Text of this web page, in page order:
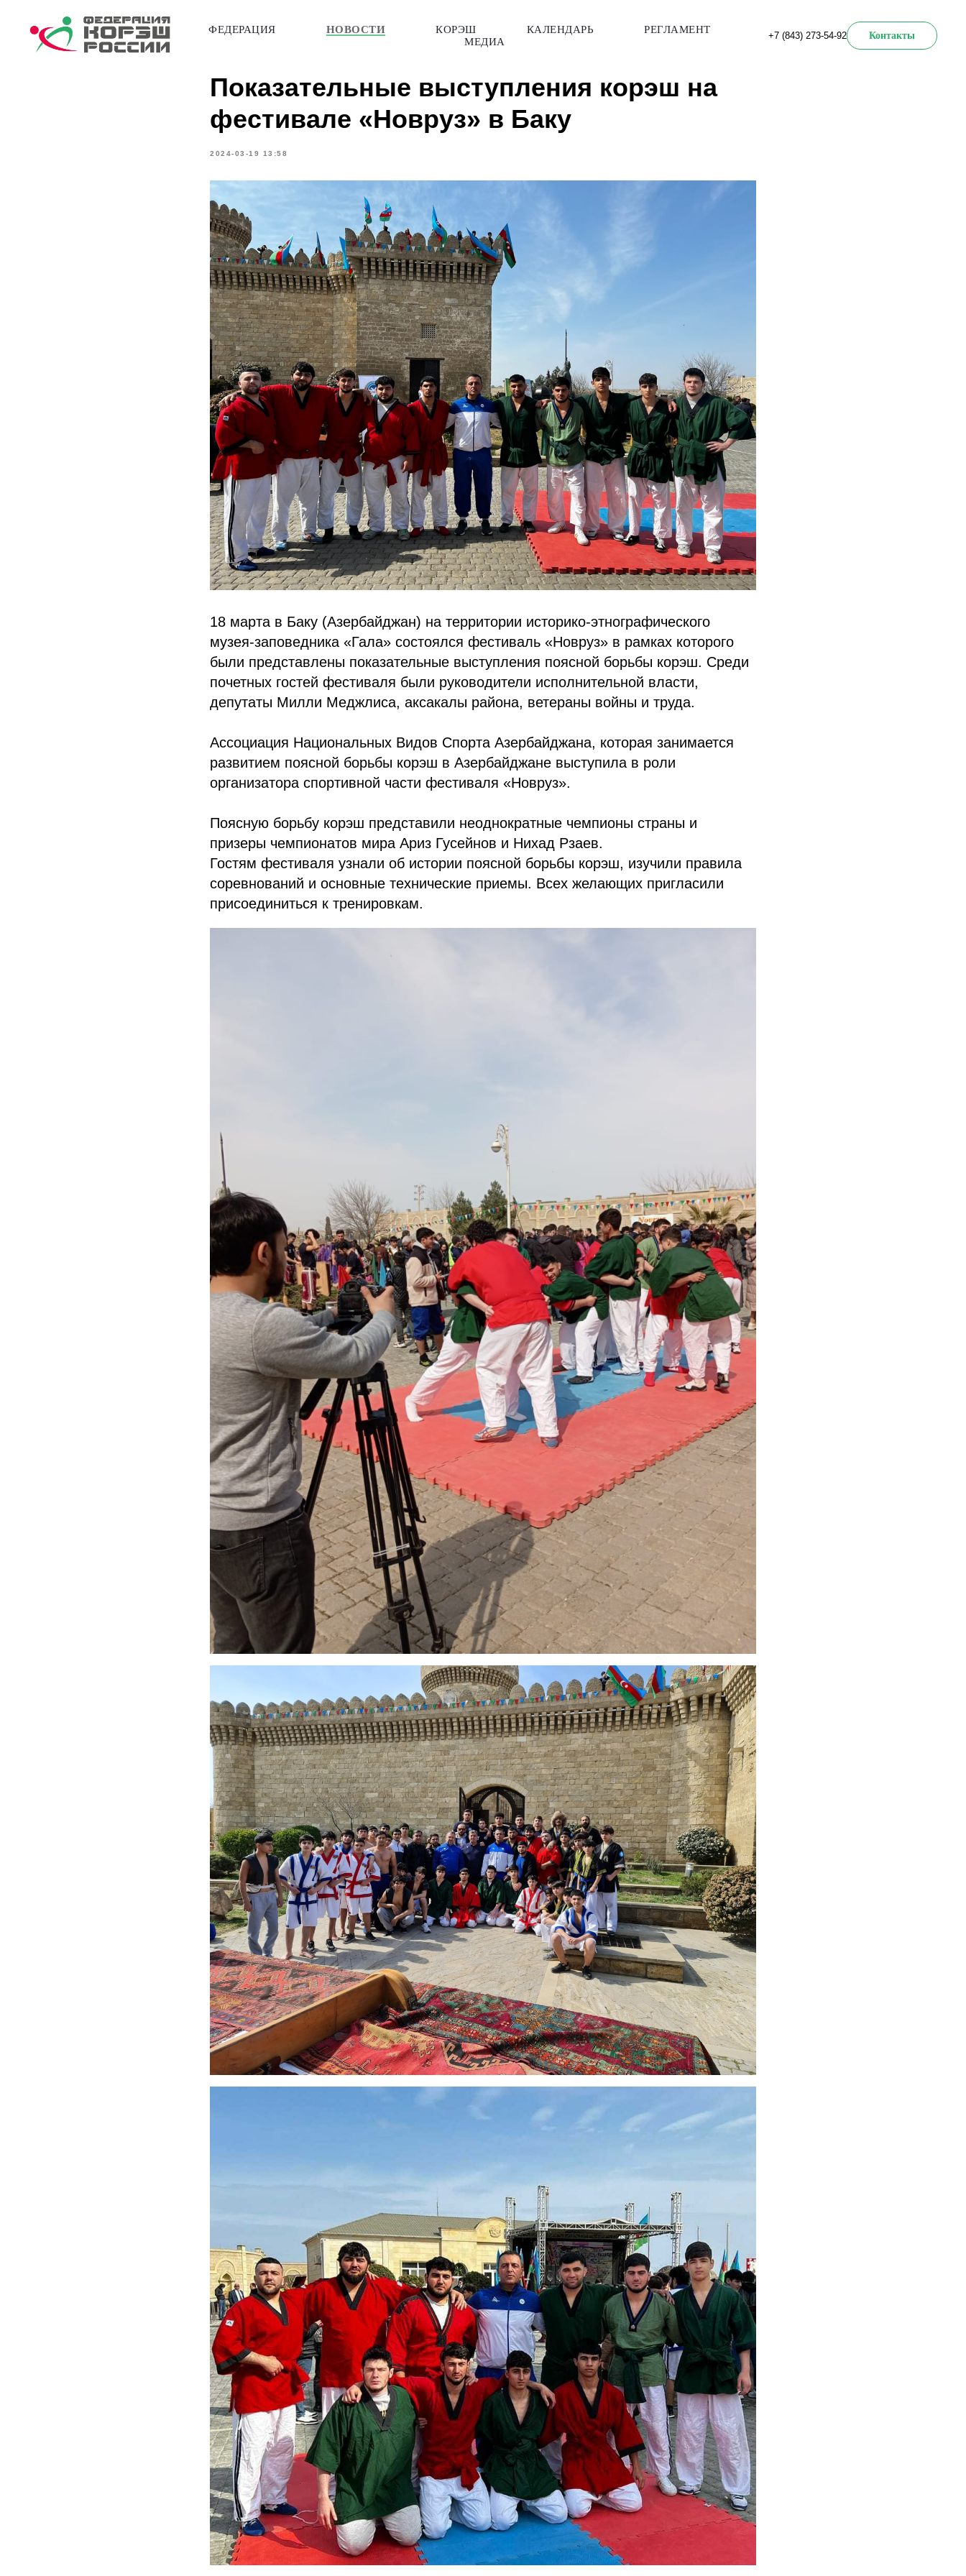
ФЕДЕРАЦИЯ НОВОСТИ КОРЭШ КАЛЕНДАРЬ
РЕГЛАМЕНТ
МЕДИА
+7 (843) 273-54-92 Контакты
Показательные выступления корэш на
фестивале «Новруз» в Баку
2024-03-19 13:58
18 марта в Баку (Азербайджан) на территории историко-этнографического
музея-заповедника «Гала» состоялся фестиваль «Новруз» в рамках которого
были представлены показательные выступления поясной борьбы корэш. Среди
почетных гостей фестиваля были руководители исполнительной власти,
депутаты Милли Меджлиса, аксакалы района, ветераны войны и труда.
Ассоциация Национальных Видов Спорта Азербайджана, которая занимается
развитием поясной борьбы корэш в Азербайджане выступила в роли
организатора спортивной части фестиваля «Новруз».
Поясную борьбу корэш представили неоднократные чемпионы страны и
призеры чемпионатов мира Ариз Гусейнов и Нихад Рзаев.
Гостям фестиваля узнали об истории поясной борьбы корэш, изучили правила
соревнований и основные технические приемы. Всех желающих пригласили
присоединиться к тренировкам.